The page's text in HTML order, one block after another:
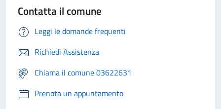
Contatta il comune
Leggi le domande frequenti
Richiedi Assistenza
Chiama il comune 03622631
Prenota un appuntamento